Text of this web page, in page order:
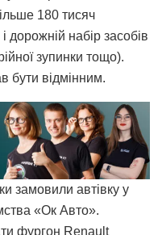
180 тисяч
дорожній набір засобів
зупинки тощо).
бути відмінним.
замовили автівку у
«Ок Авто».
фургон Renault